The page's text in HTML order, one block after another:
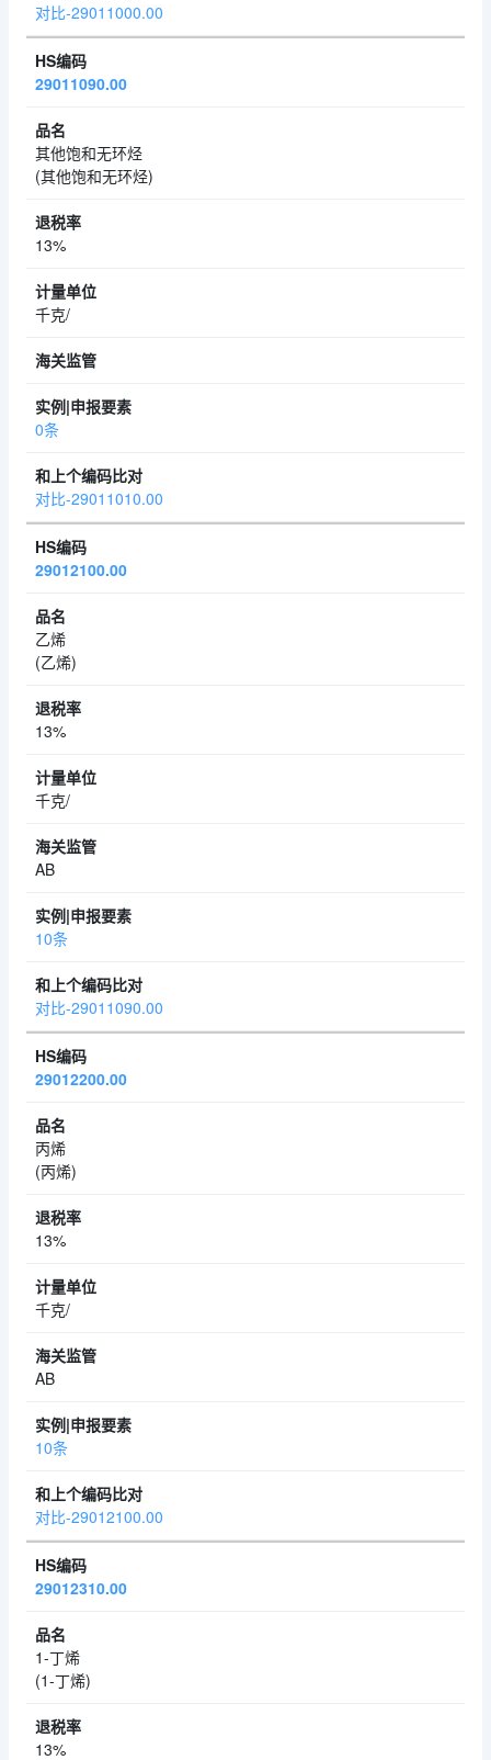
对比-29011000.00
29011090.00
其他饱和无环烃
(其他饱和无环烃)
13%
千克/
0条
对比-29011010.00
29012100.00
乙烯
(乙烯)
13%
千克/
AB
10条
对比-29011090.00
29012200.00
丙烯
(丙烯)
13%
千克/
AB
10条
对比-29012100.00
29012310.00
1-丁烯
(1-丁烯)
13%